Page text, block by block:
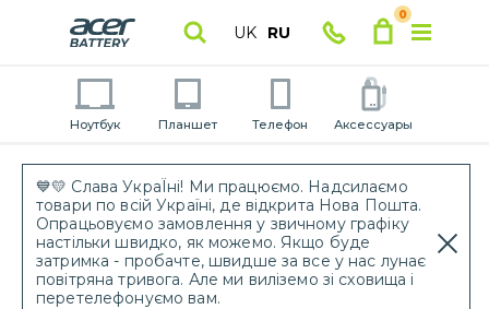
💙💛 Слава УкраЇні! Ми працюємо. Надсилаємо
товари по всій Україні, де відкрита Нова Пошта.
Опрацьовуємо замовлення у звичному графіку
настільки швидко, як можемо. Якщо буде
затримка - пробачте, швидше за все у нас лунає
повітряна тривога. Але ми виліземо зі сховища і
перетелефонуємо вам.
UK RU
0
Ноутбук Планшет Телефон Аксессуары